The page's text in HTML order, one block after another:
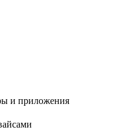
и приложения